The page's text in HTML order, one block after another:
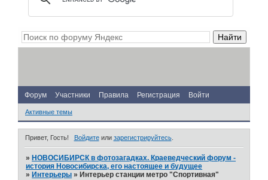
Форум Участники Правила Регистрация Войти
Активные темы
Привет, Гость! Войдитеили зарегистрируйтесь.
» НОВОСИБИРСК в фотозагадках. Краеведческий форум -
история Новосибирска, его настоящее и будущее
» Интерьеры » Интерьер станции метро "Спортивная"